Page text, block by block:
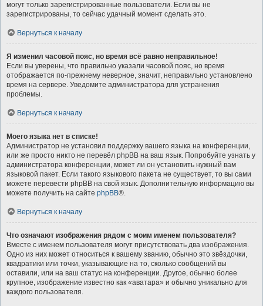
могут только зарегистрированные пользователи. Если вы не
зарегистрированы, то сейчас удачный момент сделать это.
Вернуться к началу
Я изменил часовой пояс, но время всё равно неправильное!
Если вы уверены, что правильно указали часовой пояс, но время
отображается по-прежнему неверное, значит, неправильно установлено
время на сервере. Уведомите администратора для устранения
проблемы.
Вернуться к началу
Моего языка нет в списке!
Администратор не установил поддержку вашего языка на конференции,
или же просто никто не перевёл phpBB на ваш язык. Попробуйте узнать у
администратора конференции, может ли он установить нужный вам
языковой пакет. Если такого языкового пакета не существует, то вы сами
можете перевести phpBB на свой язык. Дополнительную информацию вы
можете получить на сайте phpBB®.
Вернуться к началу
Что означают изображения рядом с моим именем пользователя?
Вместе с именем пользователя могут присутствовать два изображения.
Одно из них может относиться к вашему званию, обычно это звёздочки,
квадратики или точки, указывающие на то, сколько сообщений вы
оставили, или на ваш статус на конференции. Другое, обычно более
крупное, изображение известно как «аватара» и обычно уникально для
каждого пользователя.